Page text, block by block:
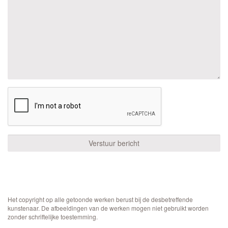
Het copyright op alle getoonde werken berust bij de desbetreffende
kunstenaar. De afbeeldingen van de werken mogen niet gebruikt worden
zonder schriftelijke toestemming.